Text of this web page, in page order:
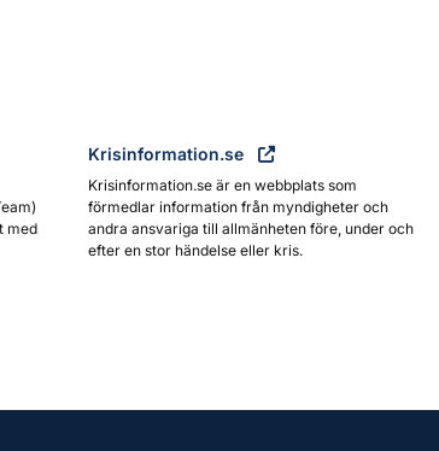
med
Krisinformation.se
Krisinformation.se är en webbplats som
förmedlar information från myndigheter och
andra ansvariga till allmänheten före, under och
efter en stor händelse eller kris.